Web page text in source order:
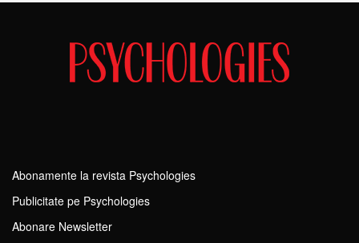
Abonamente la revista Psychologies
Publicitate pe Psychologies
Abonare Newsletter